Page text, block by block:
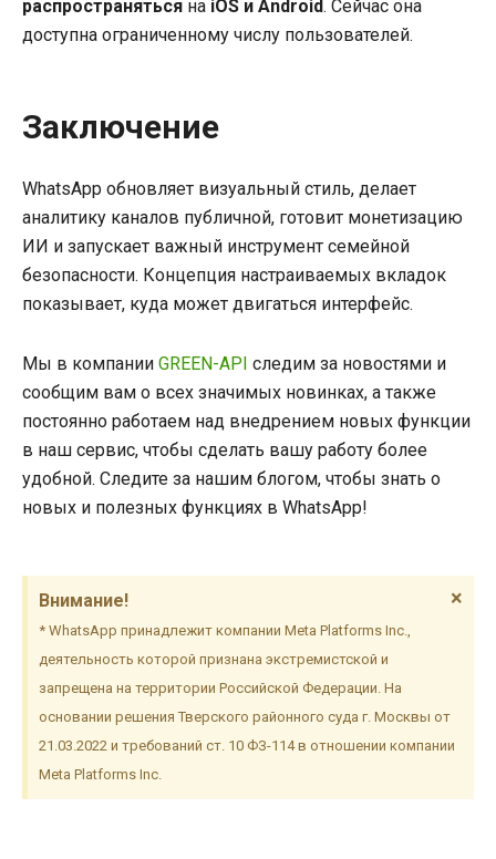
распространяться на iOS и Android . Сейчас она
доступна ограниченному числу пользователей.
Заключение
WhatsApp обновляет визуальный стиль, делает
аналитику каналов публичной, готовит монетизацию
ИИ и запускает важный инструмент семейной
безопасности. Концепция настраиваемых вкладок
показывает, куда может двигаться интерфейс.
Мы в компании GREEN-API следим за новостями и
сообщим вам о всех значимых новинках, а также
постоянно работаем над внедрением новых функции
в наш сервис, чтобы сделать вашу работу более
удобной. Следите за нашим блогом, чтобы знать о
новых и полезных функциях в WhatsApp!
Внимание!
* WhatsApp принадлежит компании Meta Platforms Inc.,
деятельность которой признана экстремистской и
запрещена на территории Российской Федерации. На
основании решения Тверского районного суда г. Москвы от
21.03.2022 и требований ст. 10 ФЗ-114 в отношении компании
Meta Platforms Inc.
×